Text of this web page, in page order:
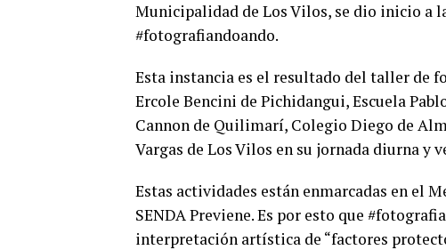
Municipalidad de Los Vilos, se dio inicio a
#fotografiandoando.
Esta instancia es el resultado del taller de
Ercole Bencini de Pichidangui, Escuela
Cannon de Quilimarí, Colegio Diego de
Vargas de Los Vilos en su jornada diurna y
Estas actividades están enmarcadas en el
SENDA Previene. Es por esto que
interpretación artística de “factores